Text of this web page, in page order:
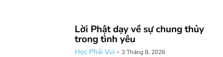
Lời Phật dạy về sự chung thủy
trong tình yêu
Học Phải Vui - 3 Tháng 8, 2026